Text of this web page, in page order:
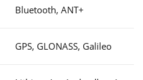
Bluetooth, ANT+
GPS, GLONASS, Galileo